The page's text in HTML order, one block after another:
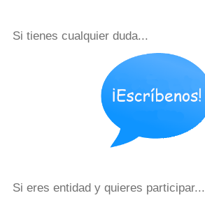
Si tienes cualquier duda...
Si eres entidad y quieres participar...